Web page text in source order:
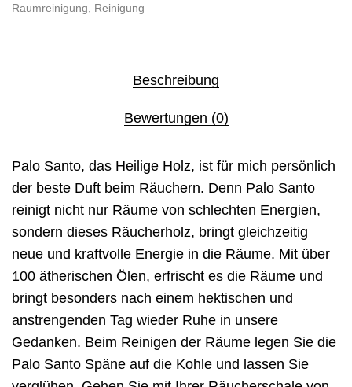
Raumreinigung
Reinigung
Beschreibung
Bewertungen (0)
Palo Santo, das Heilige Holz, ist für mich persönlich
der beste Duft beim Räuchern. Denn Palo Santo
reinigt nicht nur Räume von schlechten Energien,
sondern dieses Räucherholz, bringt gleichzeitig
neue und kraftvolle Energie in die Räume. Mit über
100 ätherischen Ölen, erfrischt es die Räume und
bringt besonders nach einem hektischen und
anstrengenden Tag wieder Ruhe in unsere
Gedanken. Beim Reinigen der Räume legen Sie die
Palo Santo Späne auf die Kohle und lassen Sie